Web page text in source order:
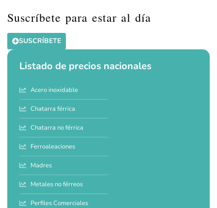
Suscríbete para estar al día
SUSCRÍBETE
Listado de precios nacionales
Acero inoxidable
Chatarra férrica
Chatarra no férrica
Ferroaleaciones
Madres
Metales no férreos
Perfiles Comerciales